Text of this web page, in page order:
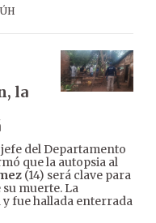
la
del Departamento
que la autopsia al
(14) será clave para
muerte. La
y fue hallada enterrada